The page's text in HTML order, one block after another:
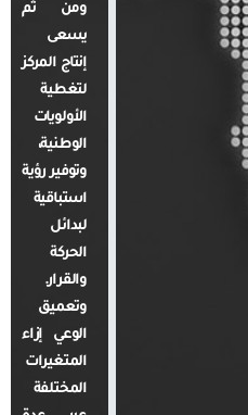
ومن ثم
يسعى
إنتاج المركز
لتغطية
الأولويات
الوطنية،
وتوفير رؤية
استباقية
لبدائل
الحركة
والقرار.
وتعميق
الوعي إزاء
المتغيرات
المختلفة